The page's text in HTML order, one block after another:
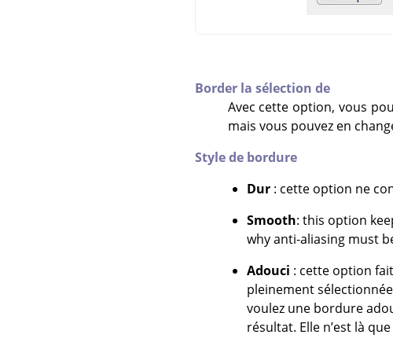
Border la sélection de
Avec cette option, vous
mais vous pouvez en
Style de bordure
Dur: cette option ne
Smooth: this option
why anti-aliasing must
Adouci : cette option
pleinement
voulez une bordure
résultat. Elle n’est là